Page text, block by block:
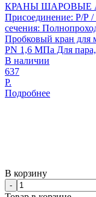
КРАНЫ ШАРОВЫЕ
Присоединение: Р/Р /
сечения:
Пробковый кран для
PN 1,6 МПа Для
В наличии
637
Р.
Подробнее
В корзину
-